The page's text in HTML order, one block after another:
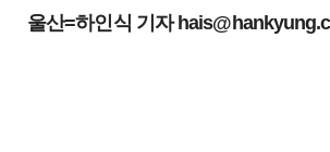
울산=하인식 기자